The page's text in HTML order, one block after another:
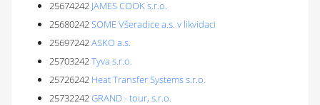
25674242 JAMES COOK s.r.o.
25680242SOME Všeradice a.s. v likvidaci
25697242ASKO a.s.
25703242Tyva s.r.o.
25726242 Heat Transfer Systems s.r.o.
25732242GRAND - tour, s.r.o.